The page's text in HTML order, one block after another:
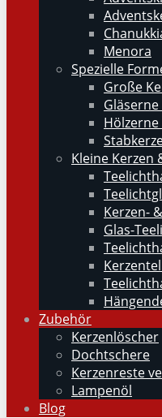
Menora
Spezielle
Große
Kleine Kerzen
Kerzen-
Glas-
Zubehör
Kerzenlöscher
Dochtschere
Kerzenreste
Lampenöl
Blog